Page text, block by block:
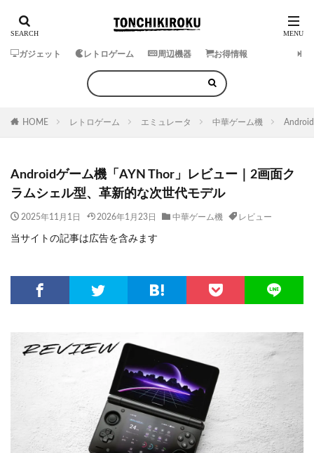
ガジェット レトロゲーム 周辺機器 お得情報
HOME レトロゲーム エミュレータ 中華ゲーム機
Androidゲーム機「AYN Thor」レビュー｜2画面ク
ラムシェル型、革新的な次世代モデル
2025年11月1日 2026年1月23日 中華ゲーム機 レビュー
当サイトの記事は広告を含みます